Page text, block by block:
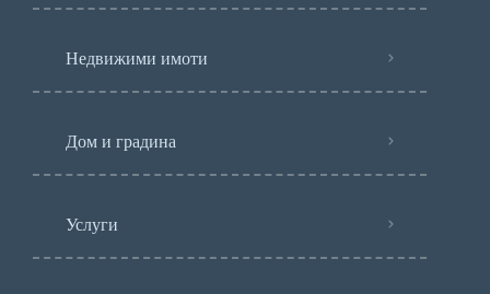
Недвижими имоти
Дом и градина
Услуги